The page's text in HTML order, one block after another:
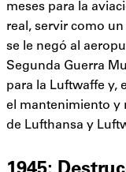
meses para la
real, servir como
se le negó al
Segunda Guerra
para la Luftwaffe y,
el mantenimiento y
de Lufthansa y